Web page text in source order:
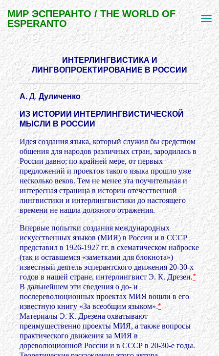
МИР ЭСПЕРАНТО / THE WORLD OF
ESPERANTO
ИНТЕРЛИНГВИСТИКА И
ЛИНГВОПРОЕКТИРОВАНИЕ В РОССИИ
А.Д. Дуличенко
ИЗ ИСТОРИИ ИНТЕРЛИНГВИСТИЧЕСКОЙ
МЫСЛИ В РОССИИ
Идея создания языка, который служил бы средством
общения для народов различных стран, зародилась в
России давно; по крайней мере, от первых
предложений и проектов такого языка прошло уже
несколько веков. Тем не менее эта поучительная и
интересная страница в истории отечественной
лингвистики и интерлингвистики до настоящего
времени не нашла должного отражения.
Впервые попытки создания международных
искусственных языков (МИЯ) в России и в СССР
представил в 1926-1927 гг. в схематическом наброске
(так и оставшемся «заметками для блокнота»)
известный деятель эсперантского движения 20-30-х
годов в нашей стране, интерлингвист Э. К. Дрезен.*
В дальнейшем эти сведения о до- и
послереволюционных проектах МИЯ вошли в его
известную книгу «За всеобщим языком».*
Материалы Э. К. Дрезена охватывают
преимущественно проекты МИЯ, а также вопросы
практического движения за МИЯ в
дореволюционной России и в СССР в 20-30-е годы.